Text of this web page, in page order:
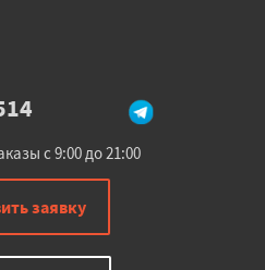
с 9:00 до 21:00
заявку